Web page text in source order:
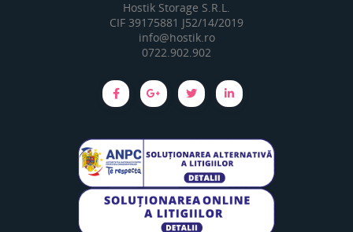
Hostik Storage S.R.L.
CIF 39175881 J52/14/2019
info@hostik.ro
0722.902.902